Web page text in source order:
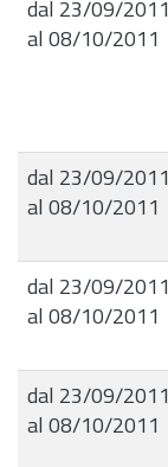
dal 23/09/2011
al 08/10/2011
dal 23/09/2011
al 08/10/2011
dal 23/09/2011
al 08/10/2011
dal 23/09/2011
al 08/10/2011